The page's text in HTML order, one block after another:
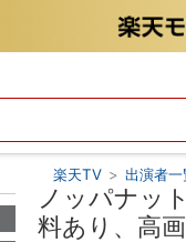
楽天TV > 出演者一
ノッパナッ
料あり、高